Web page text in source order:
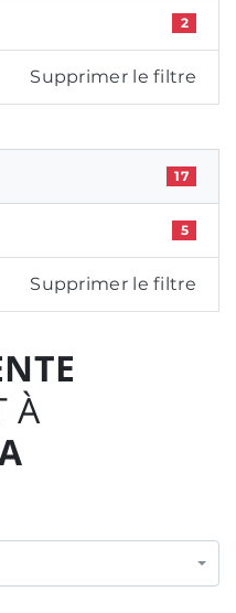
2
Supprimer le filtre
17
5
Supprimer le filtre
À